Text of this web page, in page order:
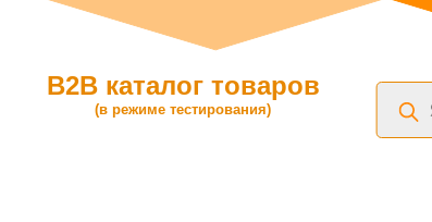
B2B каталог товаров
(в режиме тестирования)